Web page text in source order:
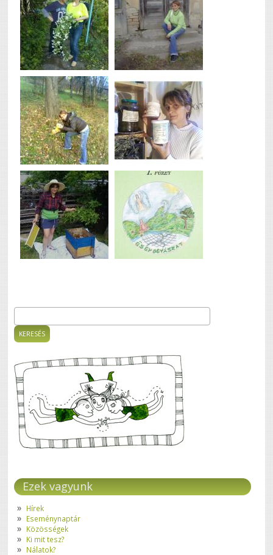
Keresés űrlap
Ezek vagyunk
Hírek
Eseménynaptár
Közösségek
Ki mit tesz?
Nálatok?